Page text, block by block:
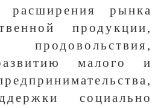
расширения рынка
продукции,
малого и
социально